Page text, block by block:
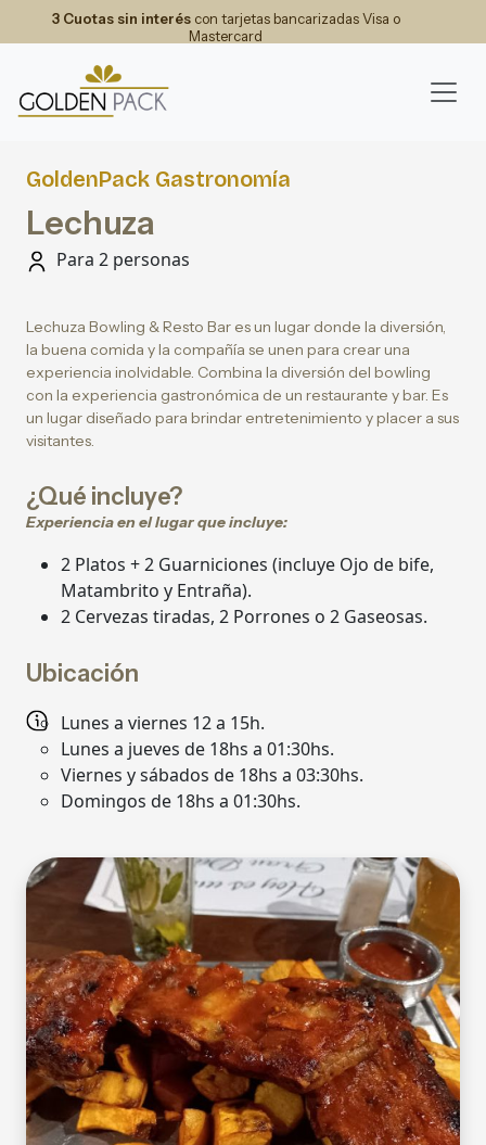
3 Cuotas sin interéscon tarjetas bancarizadas Visa o
Mastercard
GoldenPack Gastronomía
Lechuza
Para 2 personas
Lechuza Bowling & Resto Bar es un lugar donde la diversión,
la buena comida y la compañía se unen para crear una
experiencia inolvidable. Combina la diversión del bowling
con la experiencia gastronómica de un restaurante y bar. Es
un lugar diseñado para brindar entretenimiento y placer a sus
visitantes.
¿Qué incluye?
Experiencia en el lugar que incluye:
2 Platos + 2 Guarniciones (incluye Ojo de bife,
Matambrito y Entraña).
2 Cervezas tiradas, 2 Porrones o 2 Gaseosas.
Ubicación
Lunes a viernes 12 a 15h.
Lunes a jueves de 18hs a 01:30hs.
Viernes y sábados de 18hs a 03:30hs.
Domingos de 18hs a 01:30hs.